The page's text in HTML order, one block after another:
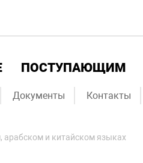
ПОСТУПАЮЩИМ
Документы Контакты
и китайском языках